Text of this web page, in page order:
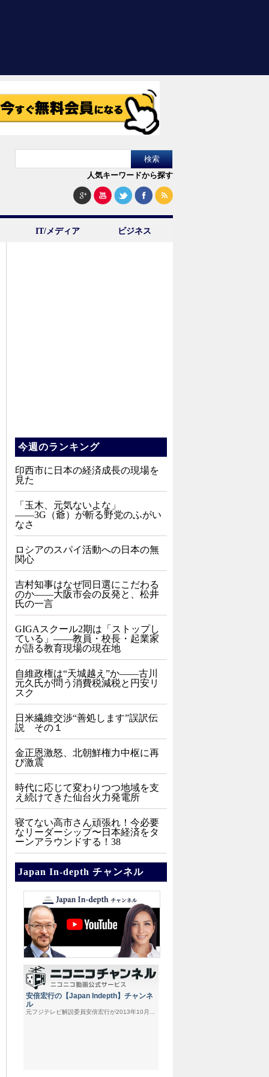
人気キーワードから探す
IT/メディア ビジネス
今週のランキング
印西市に日本の経済成長の現場を
見た
「玉木、元気ないよな」
――3G（爺）が斬る野党のふがい
なさ
ロシアのスパイ活動への日本の無
関心
吉村知事はなぜ同日選にこだわる
のか――大阪市会の反発と、松井
氏の一言
GIGAスクール2期は「ストップし
ている」——教員・校長・起業家
が語る教育現場の現在地
自維政権は“天城越え”か――古川
元久氏が問う消費税減税と円安リ
スク
日米繊維交渉“善処します”誤訳伝
説 その１
金正恩激怒、北朝鮮権力中枢に再
び激震
時代に応じて変わりつつ地域を支
え続けてきた仙台火力発電所
寝てない高市さん頑張れ！今必要
なリーダーシップ〜日本経済をタ
ーンアラウンドする！38
Japan In-depth チャンネル